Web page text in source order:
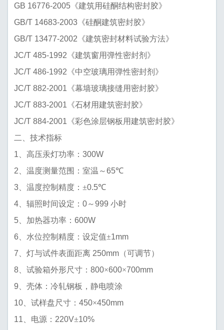
GB 16776-2005 《建筑用硅酮结构密封胶》
GB/T 14683-2003 《硅酮建筑密封胶》
GB/T 13477-2002 《建筑密封材料试验方法》
JC/T 485-1992 《建筑窗用弹性密封剂》
JC/T 486-1992 《中空玻璃用弹性密封剂》
JC/T 882-2001 《幕墙玻璃接缝用密封胶》
JC/T 883-2001 《石材用建筑密封胶》
JC/T 884-2001 《彩色涂层钢板用建筑密封胶》
二、技术指标
1、高压汞灯功率：300W
2、温度测量范围：室温～65℃
3、温度控制精度：±0.5℃
4、辐照时间设定：0～999小时
5、加热器功率：600W
6、水位控制精度：设定值±1mm
7、灯与试件表面距离 250mm （可调节）
8、试验箱外形尺寸：800×600×700mm
9、壳体：冷轧钢板，静电喷涂
10、试样盘尺寸：450×450mm
11、电源：220V±10%